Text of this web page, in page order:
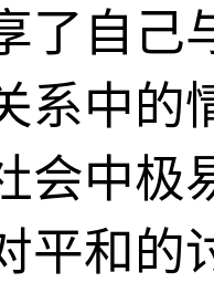
了自己
系中的
会中极
平和的